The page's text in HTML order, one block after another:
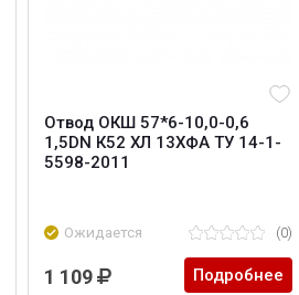
Отвод ОКШ 57*6-10,0-0,6
1,5DN К52 ХЛ 13ХФА ТУ 14-1-
5598-2011
Ожидается (0)
1 109 Подробнее